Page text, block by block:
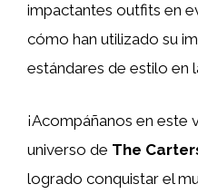
impactantes outfits en
cómo han utilizado su
estándares de estilo en
¡Acompáñanos en este
universo de The
logrado conquistar el